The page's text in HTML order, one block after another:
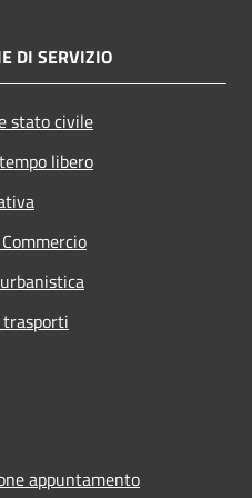
DI SERVIZIO
stato civile
libero
appuntamento